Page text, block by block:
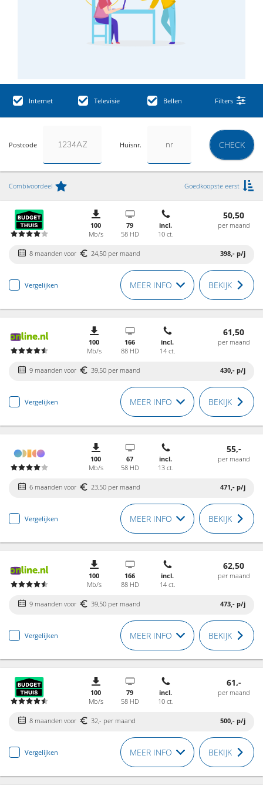
Internet Televisie Bellen Filters
Postcode Huisnr. CHECK
Combivoordeel Goedkoopste eerst
100
Mb/s
79
58 HD
incl.
10 ct.
50,50
per maand
8 maanden voor 24,50 per maand 398,- p/j
Vergelijken MEER INFO BEKIJK
100
Mb/s
166
88 HD
incl.
14 ct.
61,50
per maand
9 maanden voor 39,50 per maand 430,- p/j
Vergelijken MEER INFO BEKIJK
100
Mb/s
67
58 HD
incl.
13 ct.
55,-
per maand
6 maanden voor 23,50 per maand 471,- p/j
Vergelijken MEER INFO BEKIJK
100
Mb/s
166
88 HD
incl.
14 ct.
62,50
per maand
9 maanden voor 39,50 per maand 473,- p/j
Vergelijken MEER INFO BEKIJK
100
Mb/s
79
58 HD
incl.
10 ct.
61,-
per maand
8 maanden voor 32,- per maand 500,- p/j
Vergelijken MEER INFO BEKIJK